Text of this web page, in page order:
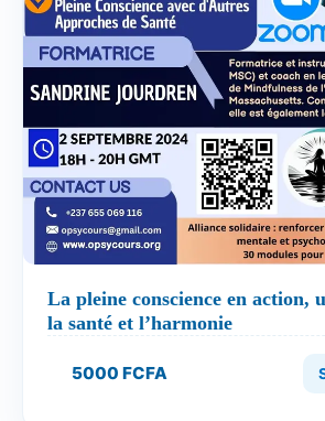
La pleine conscience en action,
la santé et l’harmonie
5000 FCFA